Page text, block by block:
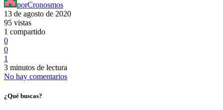
porCronosmos
13 de agosto de 2020
95 vistas
1 compartido
0
0
1
3 minutos de lectura
No hay comentarios
¿Qué buscas?